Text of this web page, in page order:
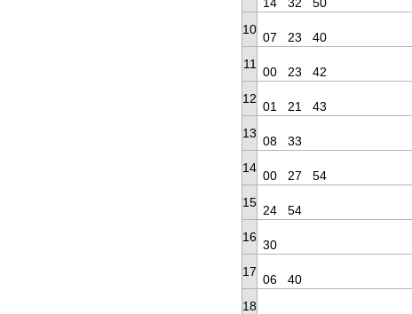
10
07 23
40
11
00 23
42
12
01 21
43
13
08
33
14
00 27
54
15
24
54
16
30
17
06
40
18